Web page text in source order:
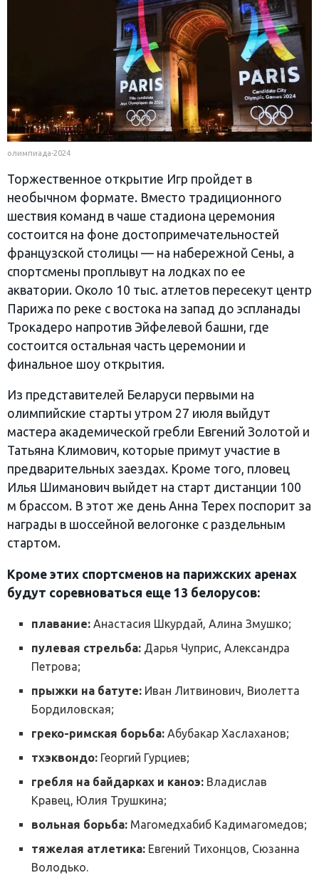
олимпиада-2024
Торжественное открытие Игр пройдет в
необычном формате. Вместо традиционного
шествия команд в чаше стадиона церемония
состоится на фоне достопримечательностей
французской столицы — на набережной Сены, а
спортсмены проплывут на лодках по ее
акватории. Около 10 тыс. атлетов пересекут центр
Парижа по реке с востока на запад до эспланады
Трокадеро напротив Эйфелевой башни, где
состоится остальная часть церемонии и
финальное шоу открытия.
Из представителей Беларуси первыми на
олимпийские старты утром 27 июля выйдут
мастера академической гребли Евгений Золотой и
Татьяна Климович, которые примут участие в
предварительных заездах. Кроме того, пловец
Илья Шиманович выйдет на старт дистанции 100
м брассом. В этот же день Анна Терех поспорит за
награды в шоссейной велогонке с раздельным
стартом.
Кроме этих спортсменов на парижских аренах
будут соревноваться еще 13 белорусов:
плавание:Анастасия Шкурдай, Алина Змушко;
пулевая стрельба: Дарья Чуприс, Александра
Петрова;
прыжки на батуте: Иван Литвинович, Виолетта
Бордиловская;
греко-римская борьба:Абубакар Хаслаханов;
тхэквондо: Георгий Гурциев;
гребля на байдарках и каноэ: Владислав
Кравец, Юлия Трушкина;
вольная борьба: Магомедхабиб Кадимагомедов;
тяжелая атлетика: Евгений Тихонцов, Сюзанна
Володько.